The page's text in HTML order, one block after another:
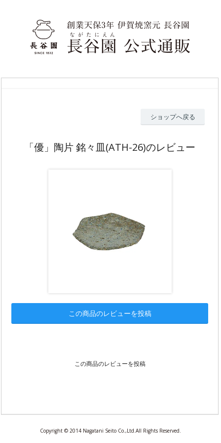
ショップへ戻る
「優」陶片 銘々皿(ATH-26)のレビュー
この商品のレビューを投稿
この商品のレビューを投稿
Copyright © 2014 Nagatani Seito Co.,Ltd.All Rights Reserved.